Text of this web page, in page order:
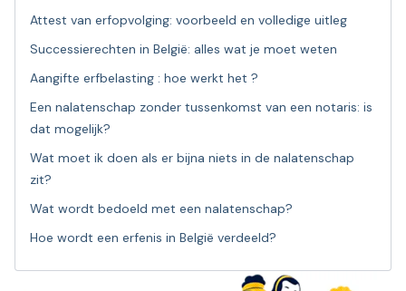
Attest van erfopvolging: voorbeeld en volledige uitleg
Successierechten in België: alles wat je moet weten
Aangifte erfbelasting : hoe werkt het ?
Een nalatenschap zonder tussenkomst van een notaris: is
dat mogelijk?
Wat moet ik doen als er bijna niets in de nalatenschap
zit?
Wat wordt bedoeld met een nalatenschap?
Hoe wordt een erfenis in België verdeeld?